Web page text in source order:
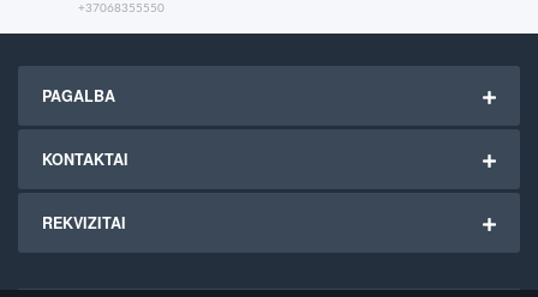
+37068355550
PAGALBA
KONTAKTAI
REKVIZITAI